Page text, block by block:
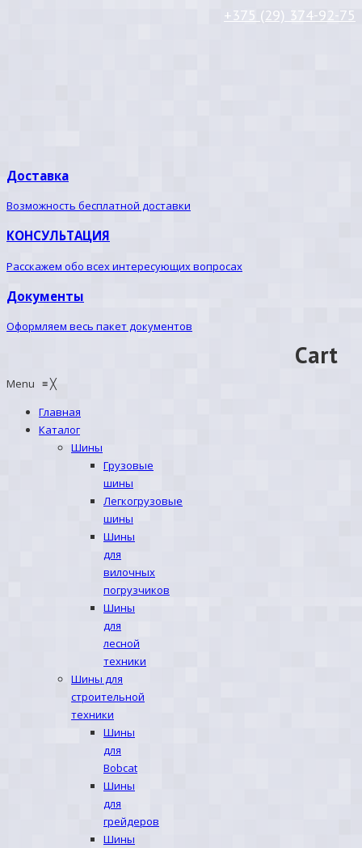
+375 (29) 374-92-75
Доставка
Возможность бесплатной доставки
КОНСУЛЬТАЦИЯ
Расскажем обо всех интересующих вопросах
Документы
Оформляем весь пакет документов
Cart
Menu ≡╳
Главная
Каталог
Шины
Грузовые
шины
Легкогрузовые
шины
Шины
для
вилочных
погрузчиков
Шины
для
лесной
техники
Шины для
строительной
техники
Шины
для
Bobcat
Шины
для
грейдеров
Шины